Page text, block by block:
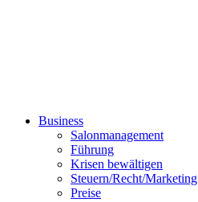
Business
Salonmanagement
Führung
Krisen bewältigen
Steuern/Recht/Marketing
Preise